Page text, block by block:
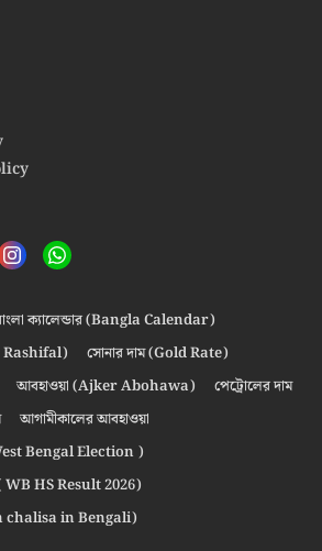
ক্যালেন্ডার (Bangla Calendar)
Rashifal)
সোনার দাম (Gold Rate)
আবহাওয়া (Ajker Abohawa)
পেট্রোলের দাম
আগামীকালের আবহাওয়া
West Bengal Election )
( WB HS Result 2026)
chalisa in Bengali)